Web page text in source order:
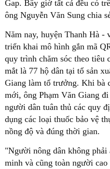
Gap. Bây giờ tất cả đều có
ông Nguyễn Văn Sung chia
Năm nay, huyện Thanh Hà
triển khai mô hình gắn mã
quy trình chăm sóc theo tiêu
mắt là 77 hộ dân tại tổ sản
Giang làm tổ trưởng. Khi bà
mới, ông Phạm Văn Giang
người dân tuân thủ các quy
dụng các loại thuốc bảo vệ
nồng độ và đúng thời gian.
"Người nông dân không
minh và cũng toàn người